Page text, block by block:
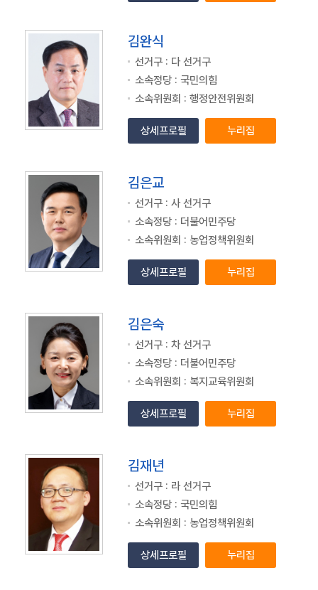
리
스
김완식
선거구 : 다 선거구
소속정당 : 국민의힘
소속위원회 : 행정안전위원회
상세프로필 누리집
김은교
선거구 : 사 선거구
소속정당 : 더불어민주당
소속위원회 : 농업정책위원회
상세프로필 누리집
김은숙
선거구 : 차 선거구
소속정당 : 더불어민주당
소속위원회 : 복지교육위원회
상세프로필 누리집
김재년
선거구 : 라 선거구
소속정당 : 국민의힘
소속위원회 : 농업정책위원회
상세프로필 누리집